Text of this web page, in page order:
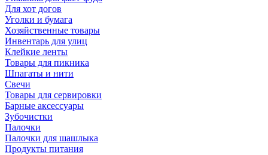
Для хот догов
Уголки и бумага
Хозяйственные товары
Инвентарь для улиц
Клейкие ленты
Товары для пикника
Шпагаты и нити
Свечи
Товары для сервировки
Барные аксессуары
Зубочистки
Палочки
Палочки для шашлыка
Продукты питания